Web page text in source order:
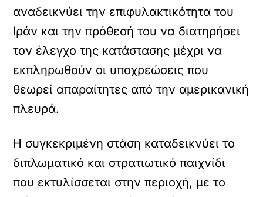
αναδεικνύει την επιφυλακτικότητα του
Ιράν και την πρόθεσή του να διατηρήσει
τον έλεγχο της κατάστασης μέχρι να
εκπληρωθούν οι υποχρεώσεις που
θεωρεί απαραίτητες από την αμερικανική
πλευρά.
Η συγκεκριμένη στάση καταδεικνύει το
διπλωματικό και στρατιωτικό παιχνίδι
που εκτυλίσσεται στην περιοχή, με το